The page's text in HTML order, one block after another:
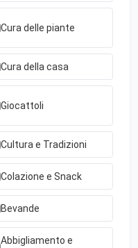
Cura delle piante
Cura della casa
Giocattoli
Cultura e Tradizioni
Colazione e Snack
Bevande
Abbigliamento e